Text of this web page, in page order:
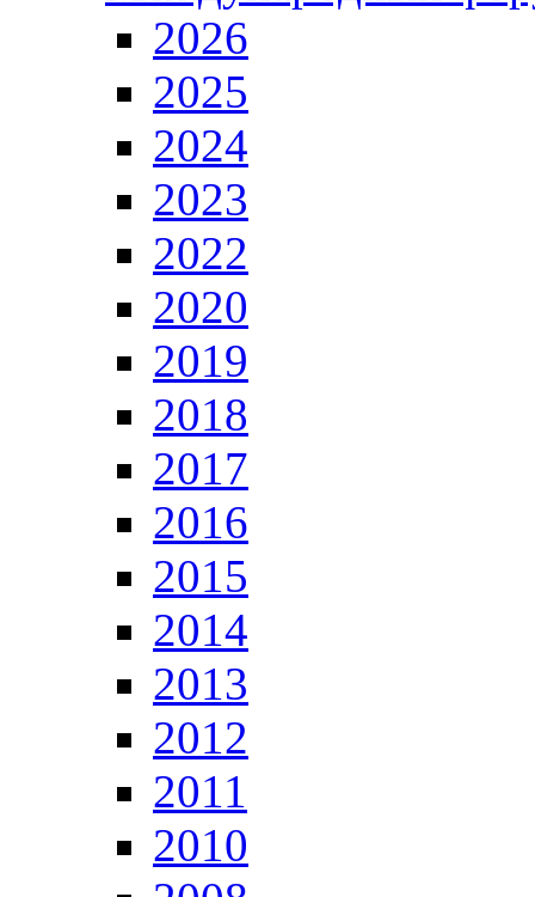
2026
2025
2024
2023
2022
2020
2019
2018
2017
2016
2015
2014
2013
2012
2011
2010